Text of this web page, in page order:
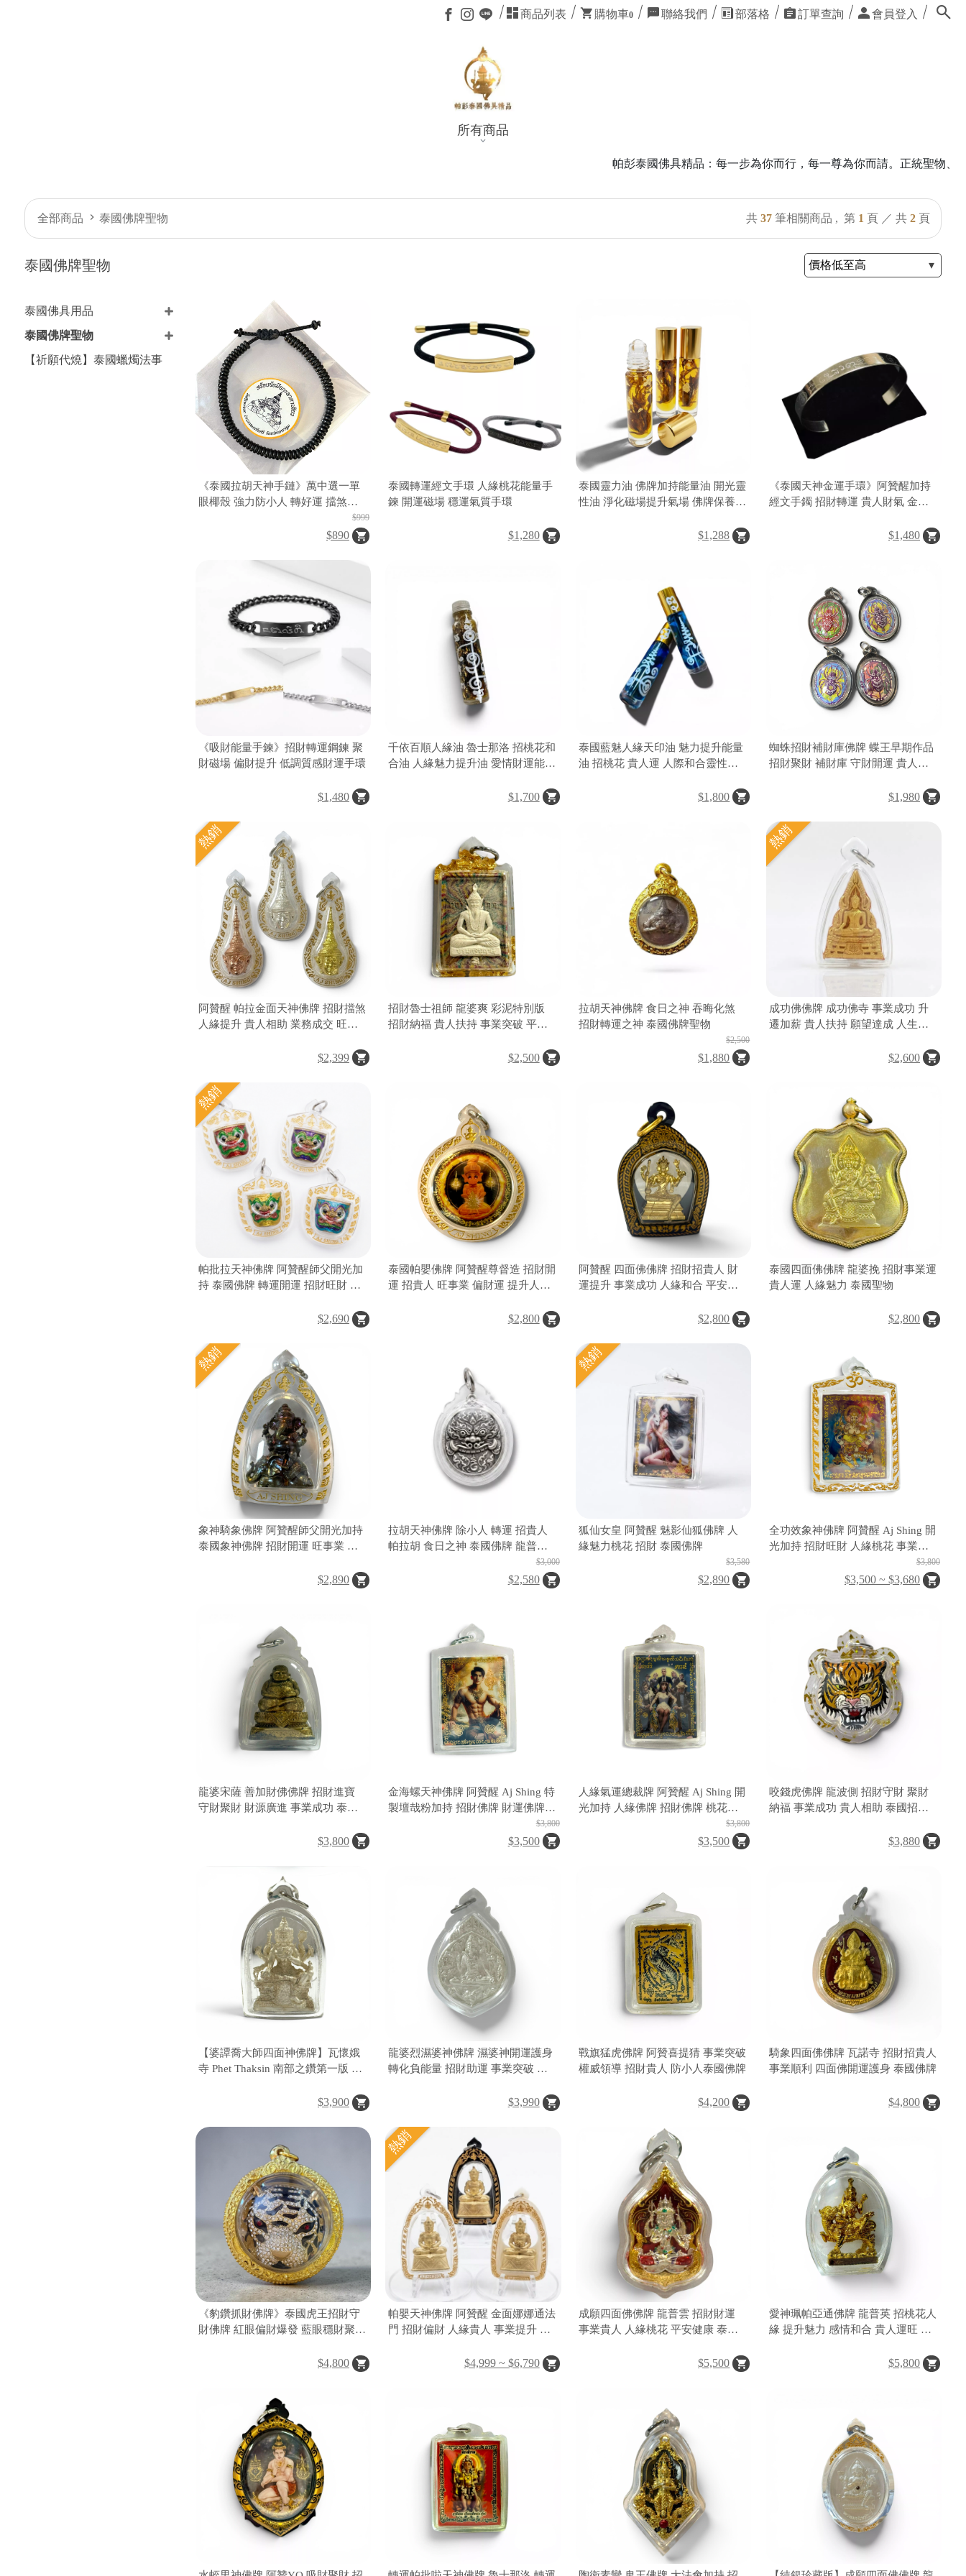
商品列表 購物車0 聯絡我們 部落格 訂單查詢 會員登入
所有商品
帕彭泰國佛具精品：每一步為你而行，每一尊為你而請。正統聖物、實體門市經營 📦
全部商品 泰國佛牌聖物 共 37 筆相關商品 , 第 1 頁 ／ 共 2 頁
泰國佛牌聖物
泰國佛具用品
泰國佛牌聖物
【祈願代燒】泰國蠟燭法事
《泰國拉胡天神手鏈》萬中選一單
眼椰殼 強力防小人 轉好運 擋煞招
$999
$890
泰國轉運經文手環 人緣桃花能量手
鍊 開運磁場 穩運氣質手環
$1,280
泰國靈力油 佛牌加持能量油 開光靈
性油 淨化磁場提升氣場 佛牌保養油
$1,288
《泰國天神金運手環》阿贊醒加持
經文手鐲 招財轉運 貴人財氣 金運
$1,480
《吸財能量手鍊》招財轉運鋼鍊 聚
財磁場 偏財提升 低調質感財運手環
$1,480
千依百順人緣油 魯士那洛 招桃花和
合油 人緣魅力提升油 愛情財運能量
$1,700
泰國藍魅人緣天印油 魅力提升能量
油 招桃花 貴人運 人際和合靈性香
$1,800
蜘蛛招財補財庫佛牌 蝶王早期作品
招財聚財 補財庫 守財開運 貴人相
$1,980
熱銷
阿贊醒 帕拉金面天神佛牌 招財擋煞
人緣提升 貴人相助 業務成交 旺事
$2,399
招財魯士祖師 龍婆爽 彩泥特別版
招財納福 貴人扶持 事業突破 平安
$2,500
拉胡天神佛牌 食日之神 吞晦化煞
招財轉運之神 泰國佛牌聖物
$2,500
$1,880
熱銷
成功佛佛牌 成功佛寺 事業成功 升
遷加薪 貴人扶持 願望達成 人生步
$2,600
熱銷
帕批拉天神佛牌 阿贊醒師父開光加
持 泰國佛牌 轉運開運 招財旺財 擋
$2,690
泰國帕嬰佛牌 阿贊醒尊督造 招財開
運 招貴人 旺事業 偏財運 提升人緣
$2,800
阿贊醒 四面佛佛牌 招財招貴人 財
運提升 事業成功 人緣和合 平安守
$2,800
泰國四面佛佛牌 龍婆挽 招財事業運
貴人運 人緣魅力 泰國聖物
$2,800
熱銷
象神騎象佛牌 阿贊醒師父開光加持
泰國象神佛牌 招財開運 旺事業 招
$2,890
拉胡天神佛牌 除小人 轉運 招貴人
帕拉胡 食日之神 泰國佛牌 龍普洛
$3,000
$2,580
熱銷
狐仙女皇 阿贊醒 魅影仙狐佛牌 人
緣魅力桃花 招財 泰國佛牌
$3,580
$2,890
全功效象神佛牌 阿贊醒 Aj Shing 開
光加持 招財旺財 人緣桃花 事業成
功 貴人運 守護平安 財富提升 全方
位運勢 泰國佛牌
$3,800
$3,500 ~ $3,680
龍婆宋薩 善加財佛佛牌 招財進寶
守財聚財 財源廣進 事業成功 泰國
$3,800
金海螺天神佛牌 阿贊醒 Aj Shing 特
製壇哉粉加持 招財佛牌 財運佛牌
偏財 正財 人緣 貴人運 補財庫 快速
$3,800
$3,500
人緣氣運總裁牌 阿贊醒 Aj Shing 開
光加持 人緣佛牌 招財佛牌 桃花佛
牌 貴人運 氣運提升 權勢魅力 談判
業績 事業運 財運 佛牌 泰國佛牌
$3,800
$3,500
咬錢虎佛牌 龍波側 招財守財 聚財
納福 事業成功 貴人相助 泰國招財
$3,880
【婆譚喬大師四面神佛牌】瓦懷娥
寺 Phet Thaksin 南部之鑽第一版 招
$3,900
龍婆烈濕婆神佛牌 濕婆神開運護身
轉化負能量 招財助運 事業突破 平
$3,990
戰旗猛虎佛牌 阿贊喜提猜 事業突破
權威領導 招財貴人 防小人泰國佛牌
$4,200
騎象四面佛佛牌 瓦諾寺 招財招貴人
事業順利 四面佛開運護身 泰國佛牌
$4,800
《豹鑽抓財佛牌》泰國虎王招財守
財佛牌 紅眼偏財爆發 藍眼穩財聚財
$4,800
熱銷
帕嬰天神佛牌 阿贊醒 金面娜娜通法
門 招財偏財 人緣貴人 事業提升 防
$4,999 ~ $6,790
成願四面佛佛牌 龍普雲 招財財運
事業貴人 人緣桃花 平安健康 泰國
$5,500
愛神珮帕亞通佛牌 龍普英 招桃花人
緣 提升魅力 感情和合 貴人運旺 泰
$5,800